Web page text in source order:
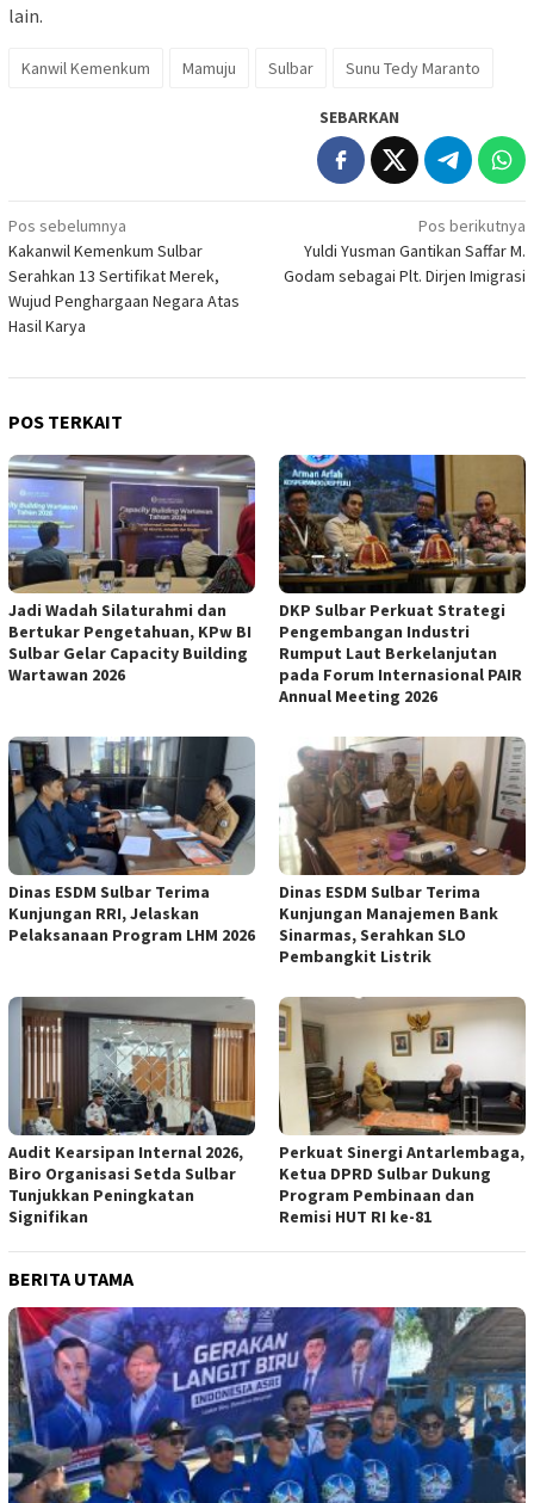
lain.
Kanwil Kemenkum Mamuju Sulbar Sunu Tedy Maranto
SEBARKAN
Navigasi
pos
Pos sebelumnya
Kakanwil Kemenkum Sulbar
Serahkan 13 Sertifikat Merek,
Wujud Penghargaan Negara Atas
Hasil Karya
Pos berikutnya
Yuldi Yusman Gantikan Saffar M.
Godam sebagai Plt. Dirjen Imigrasi
POS TERKAIT
Jadi Wadah Silaturahmi dan
Bertukar Pengetahuan, KPw BI
Sulbar Gelar Capacity Building
Wartawan 2026
DKP Sulbar Perkuat Strategi
Pengembangan Industri
Rumput Laut Berkelanjutan
pada Forum Internasional PAIR
Annual Meeting 2026
Dinas ESDM Sulbar Terima
Kunjungan RRI, Jelaskan
Pelaksanaan Program LHM 2026
Dinas ESDM Sulbar Terima
Kunjungan Manajemen Bank
Sinarmas, Serahkan SLO
Pembangkit Listrik
Audit Kearsipan Internal 2026,
Biro Organisasi Setda Sulbar
Tunjukkan Peningkatan
Signifikan
Perkuat Sinergi Antarlembaga,
Ketua DPRD Sulbar Dukung
Program Pembinaan dan
Remisi HUT RI ke-81
BERITA UTAMA